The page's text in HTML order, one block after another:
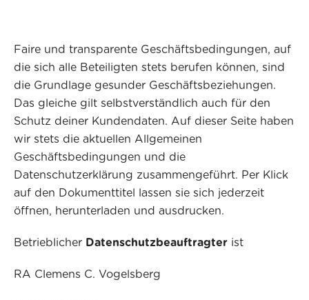
Faire und transparente Geschäftsbedingungen, auf
die sich alle Beteiligten stets berufen können, sind
die Grundlage gesunder Geschäftsbeziehungen.
Das gleiche gilt selbstverständlich auch für den
Schutz deiner Kundendaten. Auf dieser Seite haben
wir stets die aktuellen Allgemeinen
Geschäftsbedingungen und die
Datenschutzerklärung zusammengeführt. Per Klick
auf den Dokumenttitel lassen sie sich jederzeit
öffnen, herunterladen und ausdrucken.
Betrieblicher Datenschutzbeauftragter ist
RA Clemens C. Vogelsberg